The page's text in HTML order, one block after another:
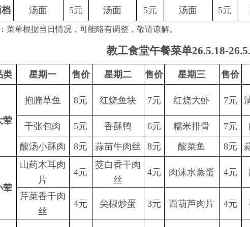
汤面 5元 汤面 5元 汤面 5元
菜单根据当日情况，可能略有调整，敬请谅解。
教工食堂午餐菜单26.5.18-
类 星期一 售价 星期二 售价 星期三 售价
荤
抱腌草鱼 8元 红烧鱼块 7元 红烧大虾 7元
千张包肉 5元 香酥鸭 6元 糯米排骨 7元
酸汤小酥肉
8元 蒜苗牛肉丝 8元 酸菜鱼 8元
荤
山药木耳肉
片
4元
茭白香干肉
丝
4元 肉沫水蒸蛋 4元
芹菜香干肉
丝
4元 尖椒炒蛋 3元 西葫芦肉片 4元